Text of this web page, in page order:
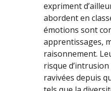
expriment
abordent en
émotions sont
apprentissages,
raisonnement.
risque
ravivées depuis